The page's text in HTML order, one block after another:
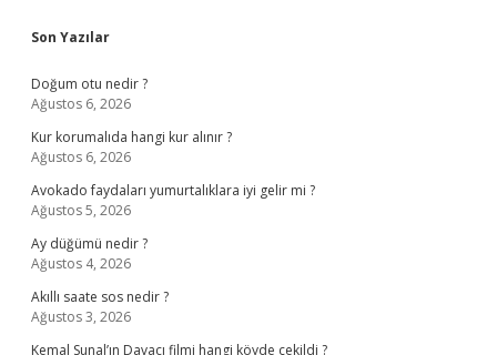
Sidebar
Son Yazılar
Doğum otu nedir ?
Ağustos 6, 2026
Kur korumalıda hangi kur alınır ?
Ağustos 6, 2026
Avokado faydaları yumurtalıklara iyi gelir mi ?
Ağustos 5, 2026
Ay düğümü nedir ?
Ağustos 4, 2026
Akıllı saate sos nedir ?
Ağustos 3, 2026
Kemal Sunal’ın Davacı filmi hangi köyde çekildi ?